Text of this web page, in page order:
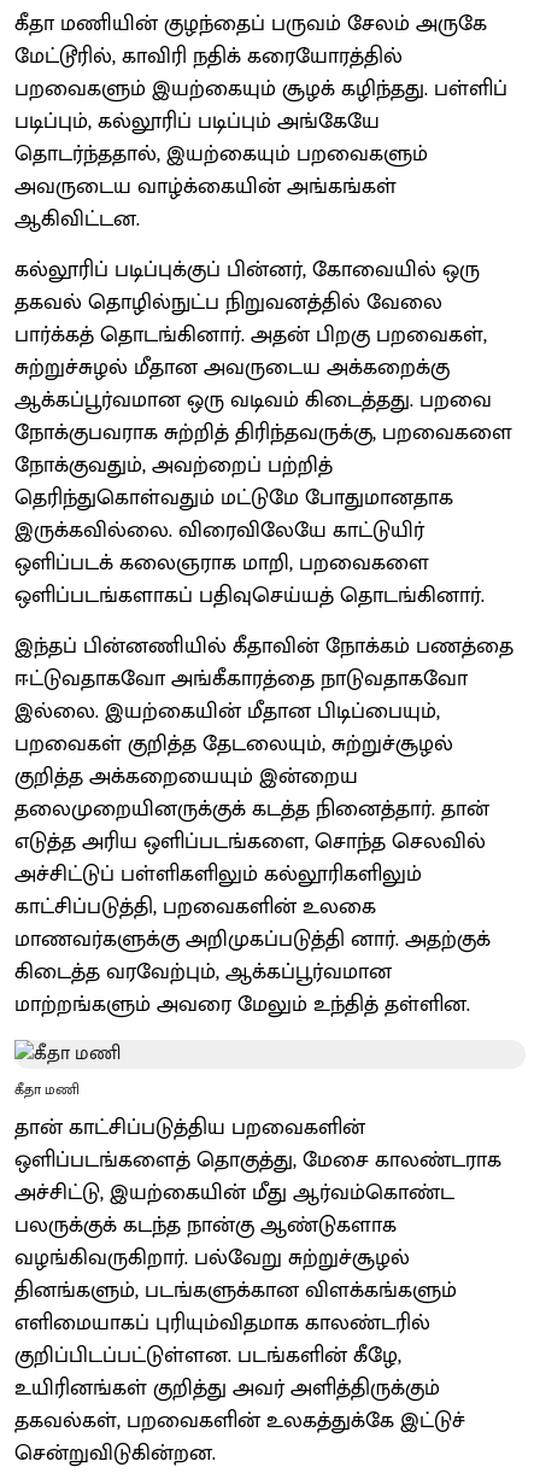
கீதா மணியின் குழந்தைப் பருவம் சேலம் அருகே
மேட்டூரில், காவிரி நதிக் கரையோரத்தில்
பறவைகளும் இயற்கையும் சூழக் கழிந்தது. பள்ளிப்
படிப்பும், கல்லூரிப் படிப்பும் அங்கேயே
தொடர்ந்ததால், இயற்கையும் பறவைகளும்
அவருடைய வாழ்க்கையின் அங்கங்கள்
ஆகிவிட்டன.
கல்லூரிப் படிப்புக்குப் பின்னர், கோவையில் ஒரு
தகவல் தொழில்நுட்ப நிறுவனத்தில் வேலை
பார்க்கத் தொடங்கினார். அதன் பிறகு பறவைகள்,
சுற்றுச்சுழல் மீதான அவருடைய அக்கறைக்கு
ஆக்கப்பூர்வமான ஒரு வடிவம் கிடைத்தது. பறவை
நோக்குபவராக சுற்றித் திரிந்தவருக்கு, பறவைகளை
நோக்குவதும், அவற்றைப் பற்றித்
தெரிந்துகொள்வதும் மட்டுமே போதுமானதாக
இருக்கவில்லை. விரைவிலேயே காட்டுயிர்
ஒளிப்படக் கலைஞராக மாறி, பறவைகளை
ஒளிப்படங்களாகப் பதிவுசெய்யத் தொடங்கினார்.
இந்தப் பின்னணியில் கீதாவின் நோக்கம் பணத்தை
ஈட்டுவதாகவோ அங்கீகாரத்தை நாடுவதாகவோ
இல்லை. இயற்கையின் மீதான பிடிப்பையும்,
பறவைகள் குறித்த தேடலையும், சுற்றுச்சூழல்
குறித்த அக்கறையையும் இன்றைய
தலைமுறையினருக்குக் கடத்த நினைத்தார். தான்
எடுத்த அரிய ஒளிப்படங்களை, சொந்த செலவில்
அச்சிட்டுப் பள்ளிகளிலும் கல்லூரிகளிலும்
காட்சிப்படுத்தி, பறவைகளின் உலகை
மாணவர்களுக்கு அறிமுகப்படுத்தி னார். அதற்குக்
கிடைத்த வரவேற்பும், ஆக்கப்பூர்வமான
மாற்றங்களும் அவரை மேலும் உந்தித் தள்ளின.
கீதா மணி
தான் காட்சிப்படுத்திய பறவைகளின்
ஒளிப்படங்களைத் தொகுத்து, மேசை காலண்டராக
அச்சிட்டு, இயற்கையின் மீது ஆர்வம்கொண்ட
பலருக்குக் கடந்த நான்கு ஆண்டுகளாக
வழங்கிவருகிறார். பல்வேறு சுற்றுச்சூழல்
தினங்களும், படங்களுக்கான விளக்கங்களும்
எளிமையாகப் புரியும்விதமாக காலண்டரில்
குறிப்பிடப்பட்டுள்ளன. படங்களின் கீழே,
உயிரினங்கள் குறித்து அவர் அளித்திருக்கும்
தகவல்கள், பறவைகளின் உலகத்துக்கே இட்டுச்
சென்றுவிடுகின்றன.